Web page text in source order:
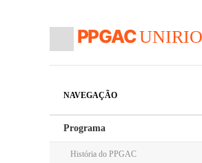
PPGACUNIRIO
NAVEGAÇÃO
Programa
História do PPGAC